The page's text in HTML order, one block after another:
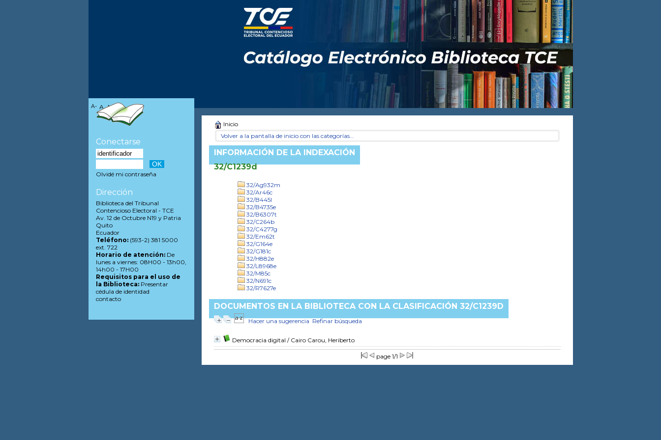
Inicio
Volver a la pantalla de inicio con las categorías...
INFORMACIÓN DE LA INDEXACIÓN
32/C1239d
32/Ag932m
32/Ar46c
32/B445l
32/B4735e
32/B6307t
32/C264b
32/C4277g
32/Em62t
32/G164e
32/G181c
32/H882e
32/L8968e
32/M85c
32/N691c
32/R7627e
DOCUMENTOS EN LA BIBLIOTECA CON LA CLASIFICACIÓN 32/C1239D
Hacer una sugerencia Refinar búsqueda
Democracia digital / Cairo Carou, Heriberto
page 1/1
A- A A+
Conectarse
Olvidé mi contraseña
Dirección
Biblioteca del Tribunal
Contencioso Electoral - TCE
Av. 12 de Octubre N19 y Patria
Quito
Ecuador
Teléfono:(593-2) 381 5000
ext. 722
Horario de atención:De
lunes a viernes: 08H00 - 13h00,
14h00 - 17H00
Requisitos para el uso de
la Biblioteca:Presentar
cédula de identidad
contacto